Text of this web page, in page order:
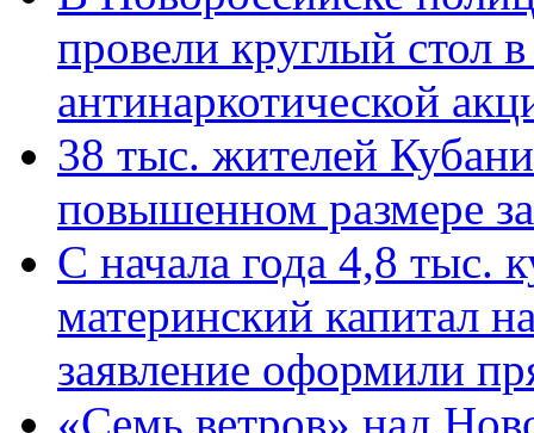
провели круглый стол
антинаркотической
38 тыс. жителей
повышенном размере
С начала года 4,8 тыс.
материнский капитал
заявление оформили